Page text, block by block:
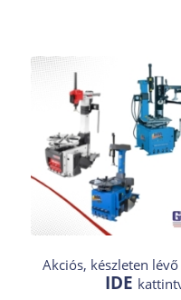
Akciós, készleten
IDE